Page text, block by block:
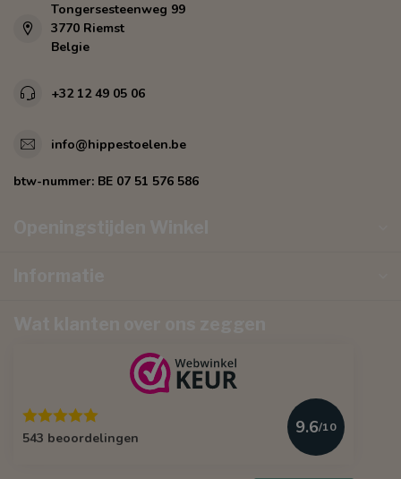
Tongersesteenweg 99
3770 Riemst
Belgie
+32 12 49 05 06
info@hippestoelen.be
btw-nummer: BE 07 51 576 586
543 beoordelingen
9.6/10